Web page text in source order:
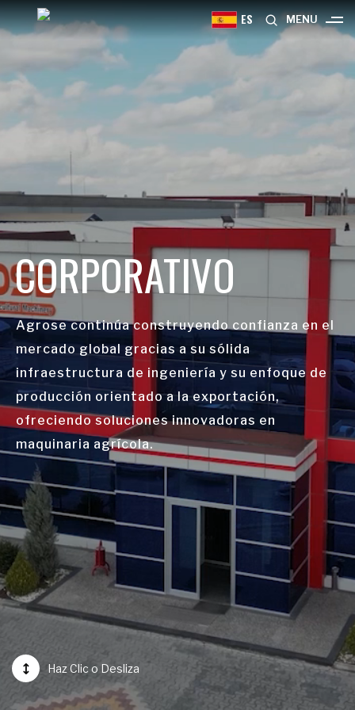
ES MENU
CORPORATIVO
Agrose continúa construyendo confianza en el
mercado global gracias a su sólida
infraestructura de ingeniería y su enfoque de
producción orientado a la exportación,
ofreciendo soluciones innovadoras en
maquinaria agrícola.
Haz Clic o Desliza